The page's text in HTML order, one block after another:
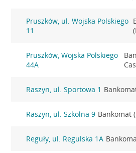
Pruszków, ul. Wojska Polskiego
11
Pruszków, Wojska Polskiego
44A
Raszyn, ul. Sportowa 1
Raszyn, ul. Szkolna 9 Bankomat
Reguły, ul. Regulska 1A